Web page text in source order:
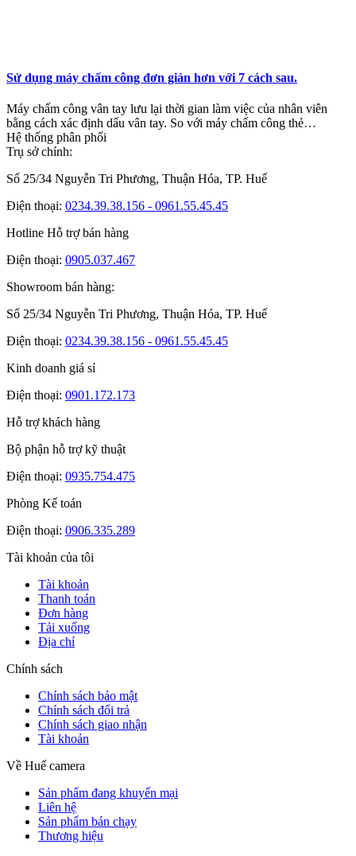
Sử dụng máy chấm công đơn giản hơn với 7 cách sau.
Máy chấm công vân tay lưu lại thời gian làm việc của nhân viên
bằng cách xác định dấu vân tay. So với máy chấm công thẻ…
Hệ thống phân phối
Trụ sở chính:
Số 25/34 Nguyễn Tri Phương, Thuận Hóa, TP. Huế
Điện thoại: 0234.39.38.156 - 0961.55.45.45
Hotline Hỗ trợ bán hàng
Điện thoại: 0905.037.467
Showroom bán hàng:
Số 25/34 Nguyễn Tri Phương, Thuận Hóa, TP. Huế
Điện thoại: 0234.39.38.156 - 0961.55.45.45
Kinh doanh giá sỉ
Điện thoại: 0901.172.173
Hỗ trợ khách hàng
Bộ phận hỗ trợ kỹ thuật
Điện thoại: 0935.754.475
Phòng Kế toán
Điện thoại: 0906.335.289
Tài khoản của tôi
Tài khoản
Thanh toán
Đơn hàng
Tải xuống
Địa chỉ
Chính sách
Chính sách bảo mật
Chính sách đổi trả
Chính sách giao nhận
Tài khoản
Về Huế camera
Sản phẩm đang khuyến mại
Liên hệ
Sản phẩm bán chạy
Thương hiệu